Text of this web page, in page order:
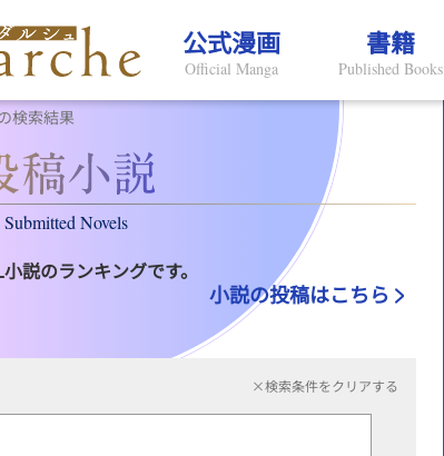
公式漫画
Official Manga
書籍
Published Books
検索結果
Submitted Novels
説のランキングです。
小説の投稿はこちら
×検索条件をクリアする